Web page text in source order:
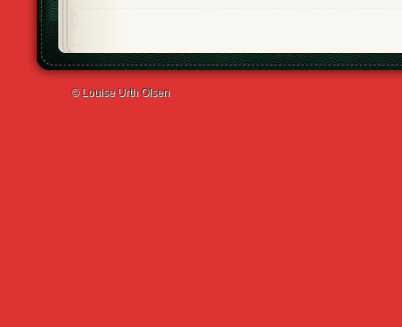
© Louise Urth Olsen